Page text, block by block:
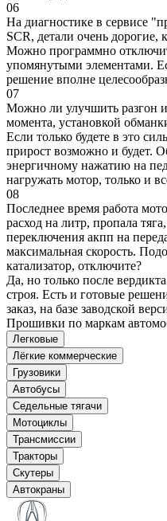
06
На диагностике в сервисе
SCR, детали очень дорогие,
Можно программно
упомянутыми элементами.
решение вполне
07
Можно ли улучшить разгон
момента, установкой
Если только будете в это
прирост возможно и будет.
энергичному нажатию на
нагружать мотор, только и
08
Последнее время работа
расход на литр, пропала
переключения акпп на
максимальная скорость.
катализатор, отключите?
Да, но только после
строя. Есть и готовые
заказ, на базе заводской
Прошивки по маркам
Легковые
Лёгкие коммерческие
Грузовики
Автобусы
Седельные тягачи
Мотоциклы
Трансмиссии
Тракторы
Скутеры
Автокраны